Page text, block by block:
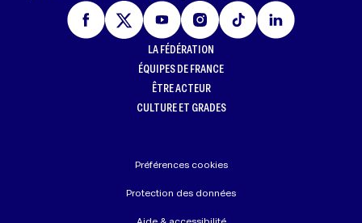
LA FÉDÉRATION
ÉQUIPES DE FRANCE
ÊTRE ACTEUR
CULTURE ET GRADES
Préférences cookies
Protection des données